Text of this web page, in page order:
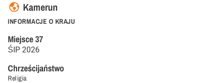
INFORMACJE O KRAJU
Kamerun
Miejsce37
ŚIP 2026
Religia
Chrześcijaństwo